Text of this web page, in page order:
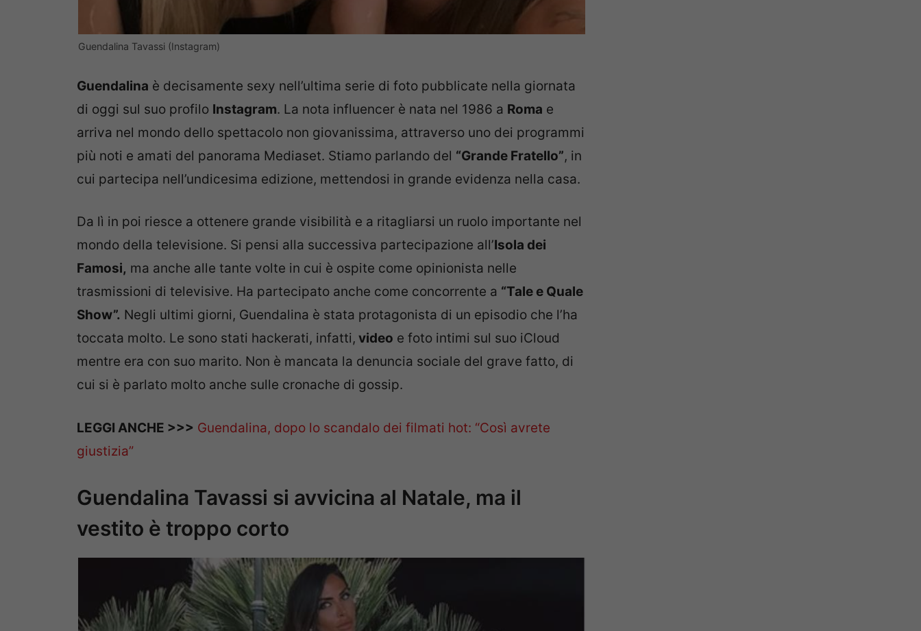
Guendalina Tavassi (Instagram)
Guendalina è decisamente sexy nell’ultima serie di foto pubblicate nella giornata
di oggi sul suo profilo Instagram. La nota influencer è nata nel 1986 a Roma e
arriva nel mondo dello spettacolo non giovanissima, attraverso uno dei programmi
più noti e amati del panorama Mediaset. Stiamo parlando del “Grande Fratello”, in
cui partecipa nell’undicesima edizione, mettendosi in grande evidenza nella casa.
Da lì in poi riesce a ottenere grande visibilità e a ritagliarsi un ruolo importante nel
mondo della televisione. Si pensi alla successiva partecipazione all’Isola dei
Famosi, ma anche alle tante volte in cui è ospite come opinionista nelle
trasmissioni di televisive. Ha partecipato anche come concorrente a “Tale e Quale
Show”. Negli ultimi giorni, Guendalina è stata protagonista di un episodio che l’ha
toccata molto. Le sono stati hackerati, infatti, video e foto intimi sul suo iCloud
mentre era con suo marito. Non è mancata la denuncia sociale del grave fatto, di
cui si è parlato molto anche sulle cronache di gossip.
LEGGI ANCHE >>> Guendalina, dopo lo scandalo dei filmati hot: “Così avrete
giustizia”
Guendalina Tavassi si avvicina al Natale, ma il
vestito è troppo corto